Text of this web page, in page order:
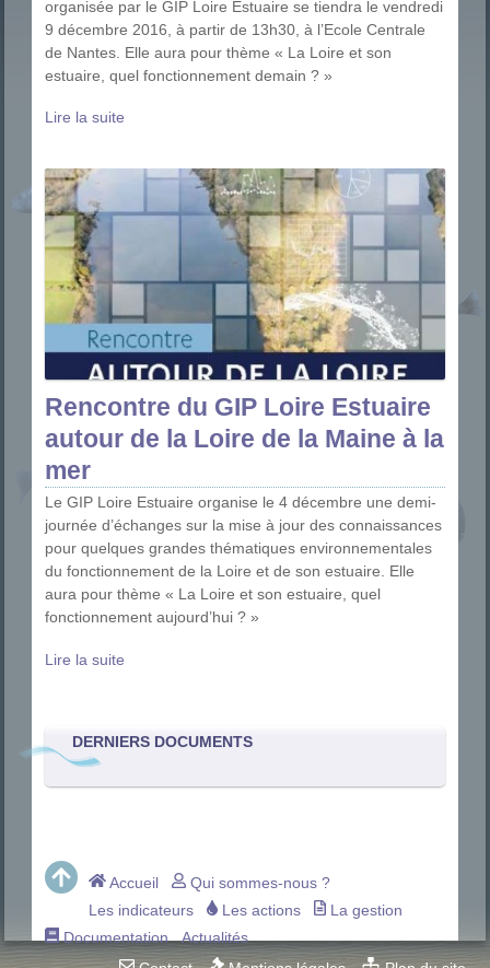
organisée par le GIP Loire Estuaire se tiendra le vendredi
9 décembre 2016, à partir de 13h30, à l’Ecole Centrale
de Nantes. Elle aura pour thème « La Loire et son
estuaire, quel fonctionnement demain ? »
Lire la suite
Rencontre du GIP Loire Estuaire
autour de la Loire de la Maine à la
mer
Le GIP Loire Estuaire organise le 4 décembre une demi-
journée d’échanges sur la mise à jour des connaissances
pour quelques grandes thématiques environnementales
du fonctionnement de la Loire et de son estuaire. Elle
aura pour thème « La Loire et son estuaire, quel
fonctionnement aujourd’hui ? »
Lire la suite
DERNIERS DOCUMENTS
Accueil
Qui sommes-nous ?
Les indicateurs
Les actions
La gestion
Documentation
Actualités